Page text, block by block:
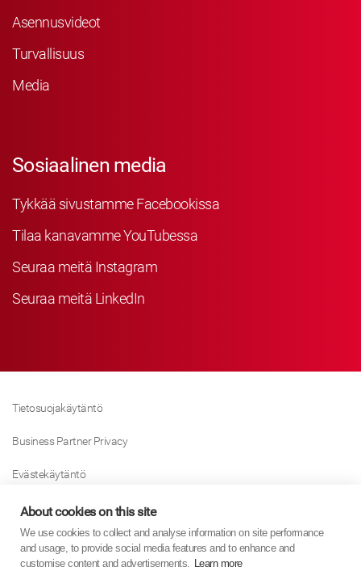
Asennusvideot
Turvallisuus
Media
Sosiaalinen media
Tykkää sivustamme Facebookissa
Tilaa kanavamme YouTubessa
Seuraa meitä Instagram
Seuraa meitä LinkedIn
Tietosuojakäytäntö
Business Partner Privacy
Evästekäytäntö
Modern Slavery Act Policy
Tax Strategy
About cookies on this site
We use cookies to collect and analyse information on site performance
and usage, to provide social media features and to enhance and
customise content and advertisements. Learn more